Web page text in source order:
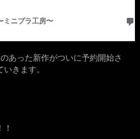
あった新作がついに予約開始さ
きます。